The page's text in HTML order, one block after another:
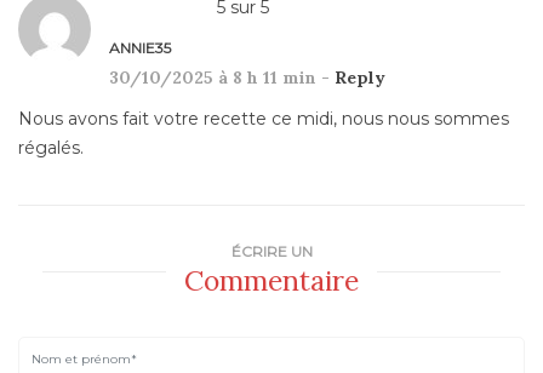
5 sur 5
ANNIE35
30/10/2025 à 8 h 11 min - Reply
Nous avons fait votre recette ce midi, nous nous sommes
régalés.
ÉCRIRE UN
Commentaire